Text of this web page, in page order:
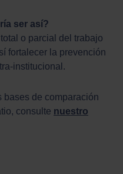
ser así?
o parcial del trabajo
fortalecer la prevención
institucional.
bases de comparación
consulte nuestro